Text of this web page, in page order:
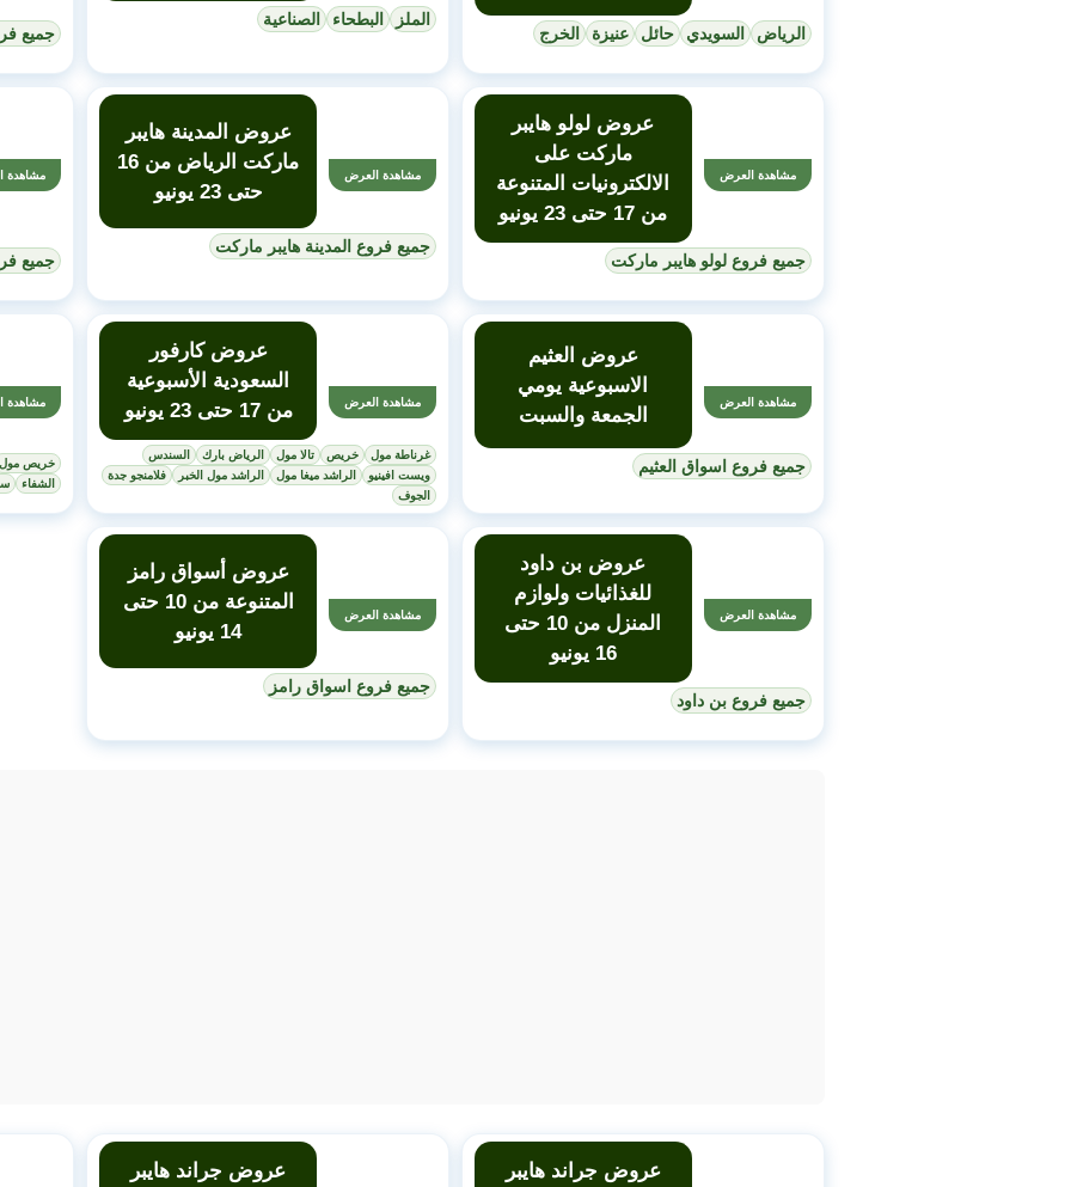
الرياض السويدي حائل عنيزة الخرج
الملز البطحاء الصناعية
جميع
مشاهدة العرض
عروض لولو هايبر
ماركت على
الالكترونيات المتنوعة
من 17 حتى 23 يونيو
جميع فروع لولو هايبر ماركت
مشاهدة العرض
عروض المدينة هايبر
ماركت الرياض من 16
حتى 23 يونيو
جميع فروع المدينة هايبر ماركت
مشاهدة
جميع
مشاهدة العرض
عروض العثيم
الاسبوعية يومي
الجمعة والسبت
جميع فروع اسواق العثيم
مشاهدة العرض
عروض كارفور
السعودية الأسبوعية
من 17 حتى 23 يونيو
غرناطة مول خريص تالا مول الرياض بارك
السندس
ويست افينيو
الراشد ميغا مول الراشد مول الخبر
فلامنجو جدة
الجوف
مشاهدة
خريص مول
الشفاء
مشاهدة العرض
عروض بن داود
للغذائيات ولوازم
المنزل من 10 حتى
16 يونيو
جميع فروع بن داود
مشاهدة العرض
عروض أسواق رامز
المتنوعة من 10 حتى
14 يونيو
جميع فروع اسواق رامز
عروض جراند هايبر
عروض جراند هايبر